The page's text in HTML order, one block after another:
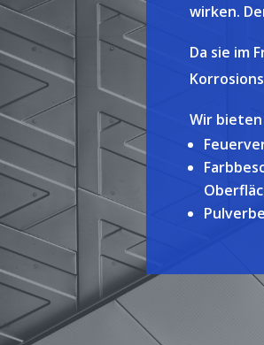
wirken.
Da sie im
Wir